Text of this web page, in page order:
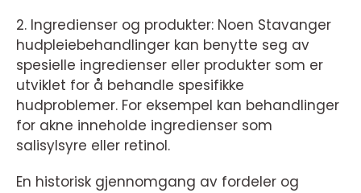
2. Ingredienser og produkter: Noen Stavanger
hudpleiebehandlinger kan benytte seg av
spesielle ingredienser eller produkter som er
utviklet for å behandle spesifikke
hudproblemer. For eksempel kan behandlinger
for akne inneholde ingredienser som
salisylsyre eller retinol.
En historisk gjennomgang av fordeler og